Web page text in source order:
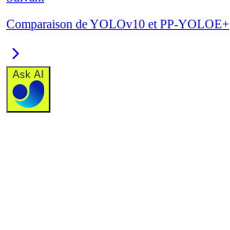
Comparaison de YOLOv10 et PP-YOLOE+
Ask AI